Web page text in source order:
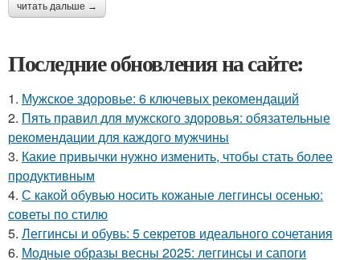
читать дальше →
Последние обновления на сайте:
1. Мужское здоровье: 6 ключевых рекомендаций
2. Пять правил для мужского здоровья: обязательные
рекомендации для каждого мужчины
3. Какие привычки нужно изменить, чтобы стать более
продуктивным
4. С какой обувью носить кожаные леггинсы осенью:
советы по стилю
5. Леггинсы и обувь: 5 секретов идеального сочетания
6. Модные образы весны 2025: леггинсы и сапоги